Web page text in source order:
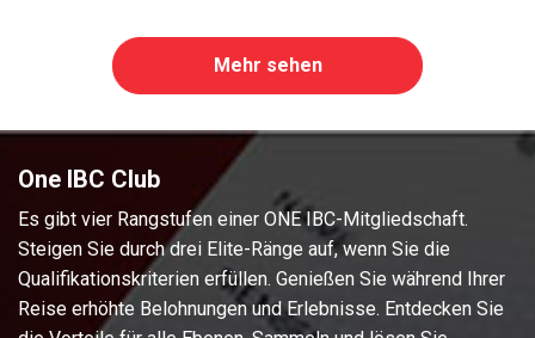
Mehr sehen
One IBC Club
Es gibt vier Rangstufen einer ONE IBC-Mitgliedschaft.
Steigen Sie durch drei Elite-Ränge auf, wenn Sie die
Qualifikationskriterien erfüllen. Genießen Sie während Ihrer
Reise erhöhte Belohnungen und Erlebnisse. Entdecken Sie